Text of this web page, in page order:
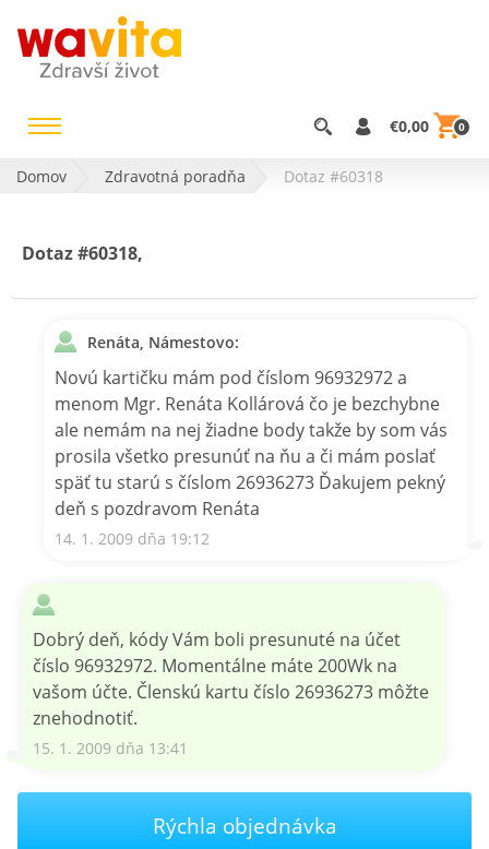
€0,00 0
Domov Zdravotná poradňa Dotaz #60318
Dotaz #60318,
Renáta, Námestovo:
Novú kartičku mám pod číslom 96932972 a
menom Mgr. Renáta Kollárová čo je bezchybne
ale nemám na nej žiadne body takže by som vás
prosila všetko presunúť na ňu a či mám poslať
späť tu starú s číslom 26936273 Ďakujem pekný
deň s pozdravom Renáta
14. 1. 2009 dňa 19:12
Dobrý deň, kódy Vám boli presunuté na účet
číslo 96932972. Momentálne máte 200Wk na
vašom účte. Členskú kartu číslo 26936273 môžte
znehodnotiť.
15. 1. 2009 dňa 13:41
Rýchla objednávka